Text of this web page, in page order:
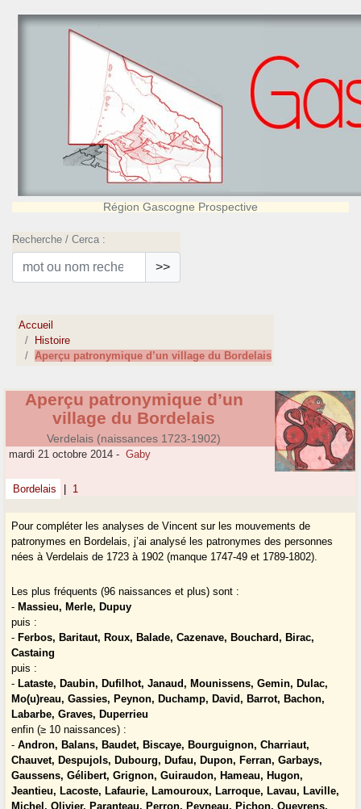
Région Gascogne Prospective
Recherche / Cerca :
>>
Accueil
Histoire
Aperçu patronymique d’un village du Bordelais
Aperçu patronymique d’un
village du Bordelais
Verdelais (naissances 1723-1902)
mardi 21 octobre 2014 - Gaby
Bordelais 1
Pour compléter les analyses de Vincent sur les mouvements de
patronymes en Bordelais, j’ai analysé les patronymes des personnes
nées à Verdelais de 1723 à 1902 (manque 1747-49 et 1789-1802).
Les plus fréquents (96 naissances et plus) sont :
- Massieu, Merle, Dupuy
puis :
- Ferbos, Baritaut, Roux, Balade, Cazenave, Bouchard, Birac,
Castaing
puis :
- Lataste, Daubin, Dufilhot, Janaud, Mounissens, Gemin, Dulac,
Mo(u)reau, Gassies, Peynon, Duchamp, David, Barrot, Bachon,
Labarbe, Graves, Duperrieu
enfin (≥ 10 naissances) :
-Andron, Balans, Baudet, Biscaye, Bourguignon, Charriaut,
Chauvet, Despujols, Dubourg, Dufau, Dupon, Ferran, Garbays,
Gaussens, Gélibert, Grignon, Guiraudon, Hameau, Hugon,
Jeantieu, Lacoste, Lafaurie, Lamouroux, Larroque, Lavau, Laville,
Michel, Olivier, Paranteau, Perron, Peyneau, Pichon, Queyrens,